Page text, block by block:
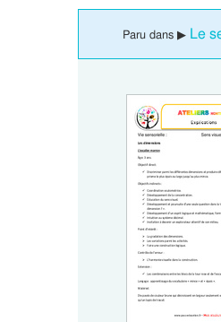
Paru dans ▶ Le